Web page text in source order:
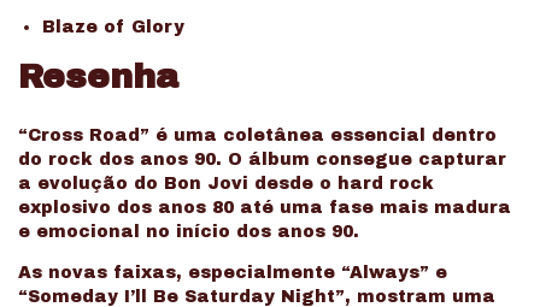
Blaze of Glory
Resenha
“Cross Road” é uma coletânea essencial dentro
do rock dos anos 90. O álbum consegue capturar
a evolução do Bon Jovi desde o hard rock
explosivo dos anos 80 até uma fase mais madura
e emocional no início dos anos 90.
As novas faixas, especialmente “Always” e
“Someday I’ll Be Saturday Night”, mostram uma